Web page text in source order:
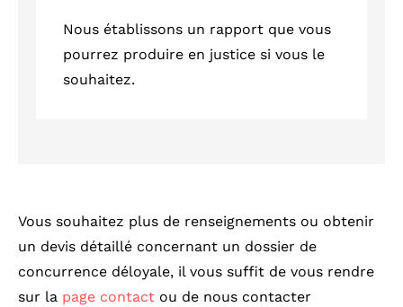
Nous établissons un rapport que vous
pourrez produire en justice si vous le
souhaitez.
Vous souhaitez plus de renseignements ou obtenir
un devis détaillé concernant un dossier de
concurrence déloyale, il vous suffit de vous rendre
sur la page contact ou de nous contacter